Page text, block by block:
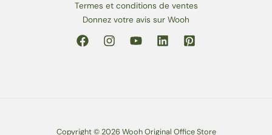
Termes et conditions de ventes
Donnez votre avis sur Wooh
Copyright © 2026 Wooh Original Office Store